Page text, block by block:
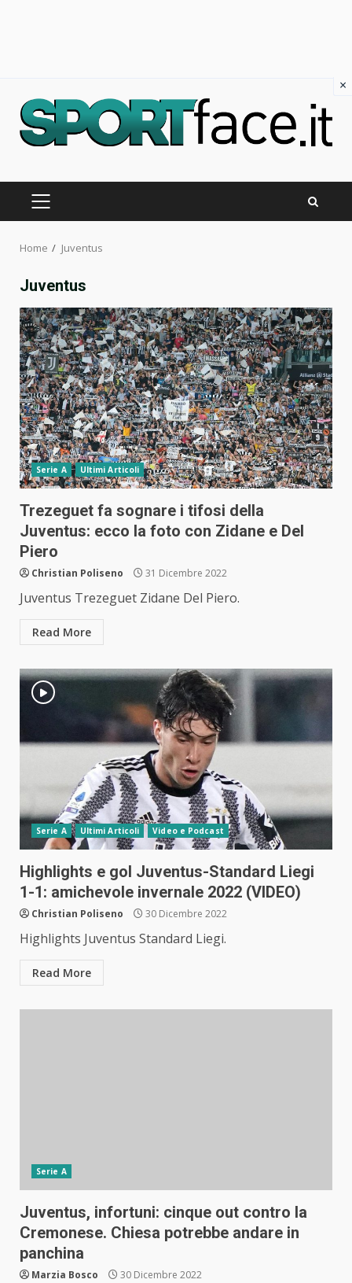
content
PRIMARY
Home Juventus
Juventus
Serie A Ultimi Articoli
Trezeguet fa sognare i tifosi della
Juventus: ecco la foto con Zidane e Del
Piero
Christian Poliseno 31 Dicembre 2022
Juventus Trezeguet Zidane Del Piero.
Read More
Serie A Ultimi Articoli Video e Podcast
Highlights e gol Juventus-Standard Liegi
1-1: amichevole invernale 2022 (VIDEO)
Christian Poliseno 30 Dicembre 2022
Highlights Juventus Standard Liegi.
Read More
Serie A
Juventus, infortuni: cinque out contro la
Cremonese. Chiesa potrebbe andare in
panchina
Marzia Bosco 30 Dicembre 2022
×